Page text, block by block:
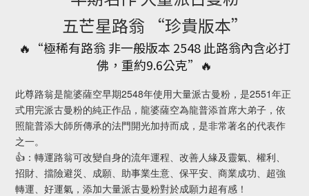
五芒星路翁 “珍貴版本”
🔥“極稀有路翁 非一般版本 2548 此路翁內含必打
佛，重約9.6公克”🔥
此尊路翁是龍婆薩空早期2548年使用大量派古曼粉，是2551年正
式用完派古曼粉的純正作品，龍婆薩空為龍普添首席大弟子，依
照龍普添大師所傳承的法門開光加持而成，是非常著名的代表作
之一。
👍：轉運路翁可改變自身的流年運程、改善人緣及靈氣、權利、
招財、擋險避災、成願、助事業生意、保平安、商業成功、超強
轉運、好運氣，添加大量派古曼粉對於成願力超有感！